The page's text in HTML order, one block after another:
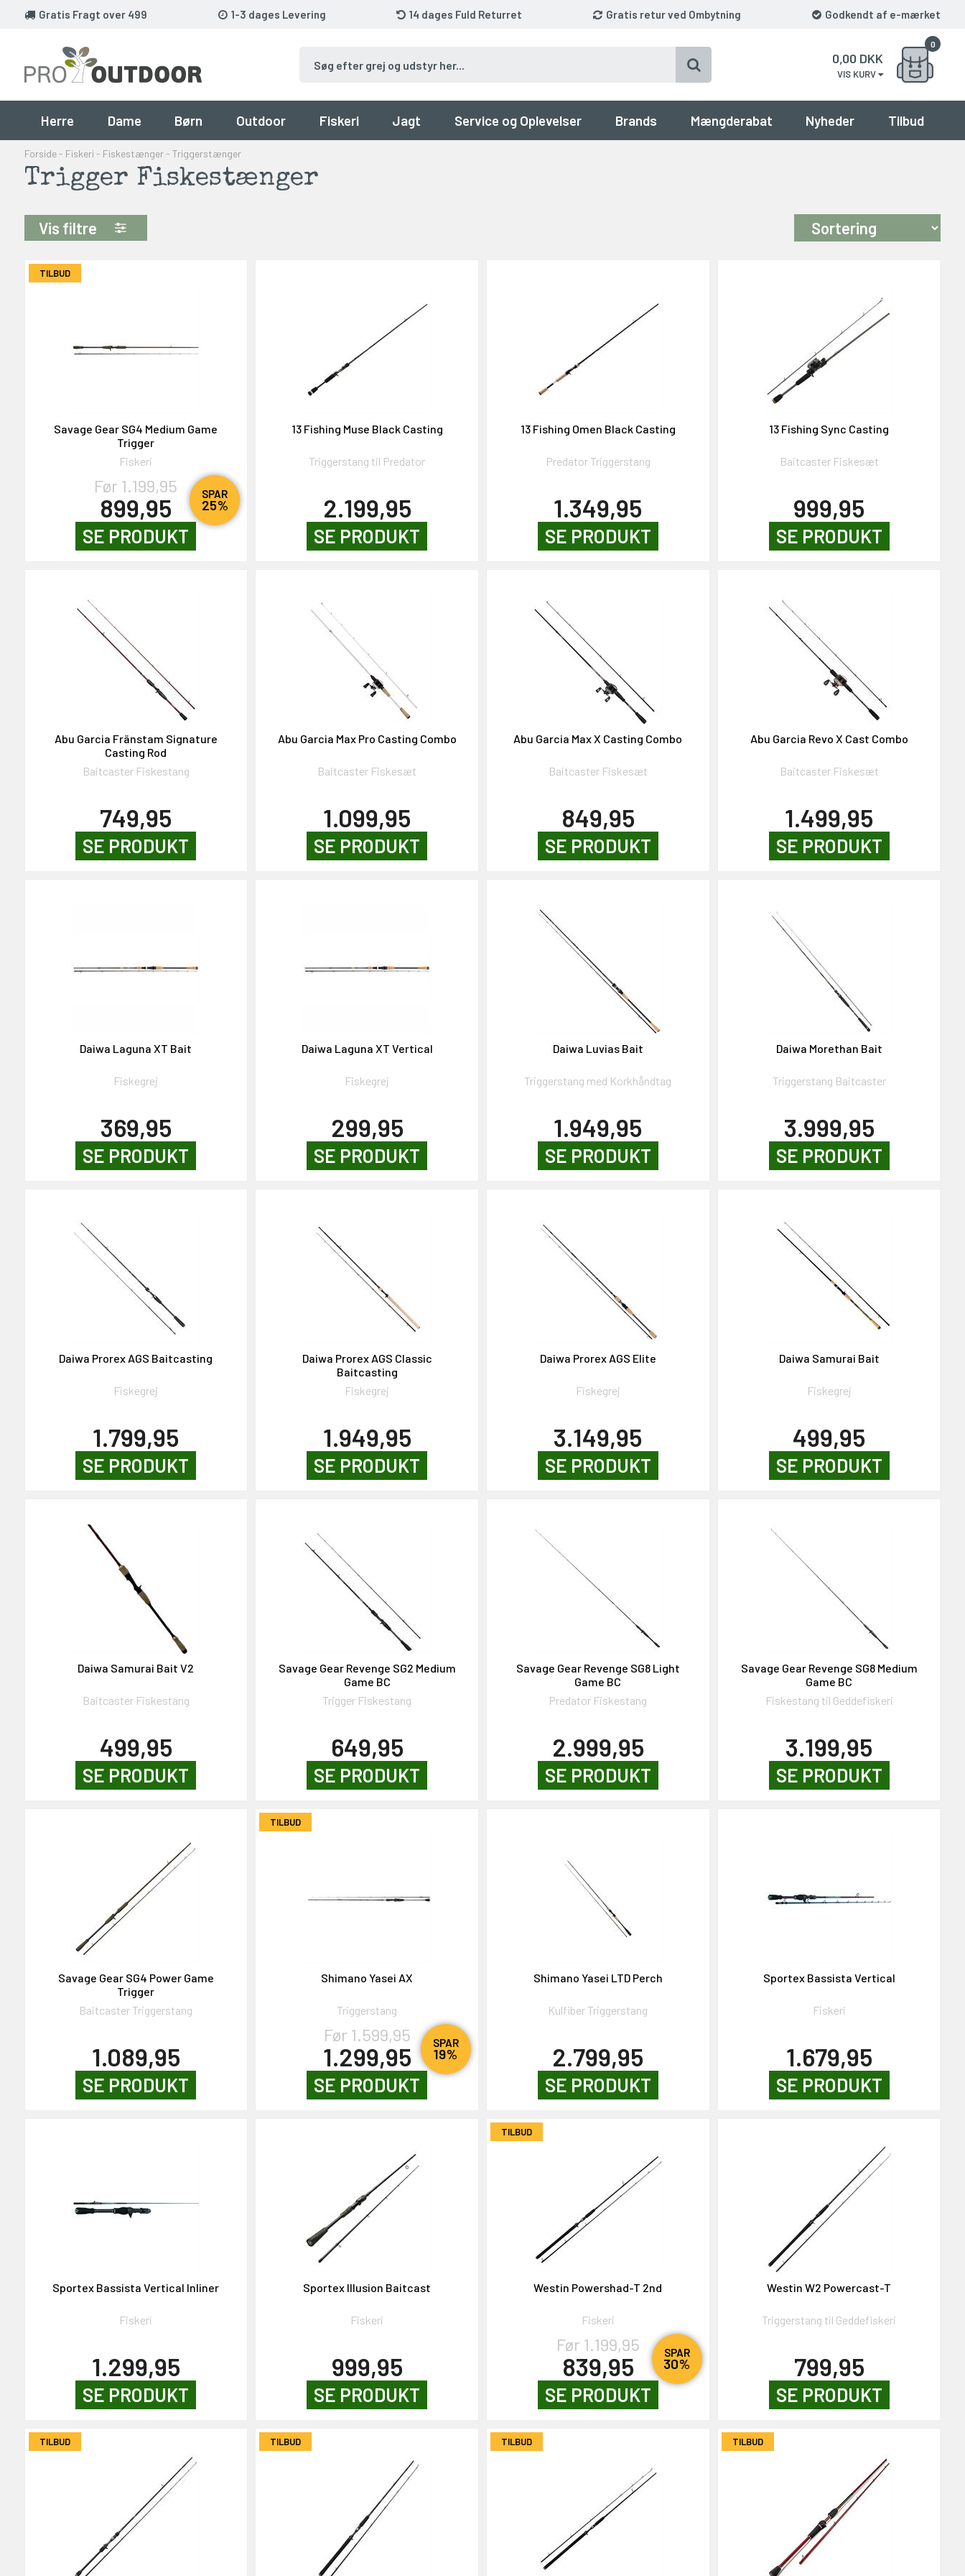
Gratis Fragt over 499 1-3 dages Levering 14 dages Fuld Returret Gratis retur ved Ombytning Godkendt af e-mærket
0
0,00 DKK
VIS KURV
Herre Dame Børn Outdoor Fiskeri Jagt Service og Oplevelser Brands Mængderabat Nyheder Tilbud
Forside- Fiskeri - Fiskestænger- Triggerstænger
Trigger Fiskestænger
Vis filtre
TILBUD
SPAR
25%
Savage Gear SG4 Medium Game
Trigger
Fiskeri
Før 1.199,95
899,95
SE PRODUKT
13 Fishing Muse Black Casting
Triggerstang til Predator
2.199,95
SE PRODUKT
13 Fishing Omen Black Casting
Predator Triggerstang
1.349,95
SE PRODUKT
13 Fishing Sync Casting
Baitcaster Fiskesæt
999,95
SE PRODUKT
Abu Garcia Fränstam Signature
Casting Rod
Baitcaster Fiskestang
749,95
SE PRODUKT
Abu Garcia Max Pro Casting Combo
Baitcaster Fiskesæt
1.099,95
SE PRODUKT
Abu Garcia Max X Casting Combo
Baitcaster Fiskesæt
849,95
SE PRODUKT
Abu Garcia Revo X Cast Combo
Baitcaster Fiskesæt
1.499,95
SE PRODUKT
Daiwa Laguna XT Bait
Fiskegrej
369,95
SE PRODUKT
Daiwa Laguna XT Vertical
Fiskegrej
299,95
SE PRODUKT
Daiwa Luvias Bait
Triggerstang med Korkhåndtag
1.949,95
SE PRODUKT
Daiwa Morethan Bait
Triggerstang Baitcaster
3.999,95
SE PRODUKT
Daiwa Prorex AGS Baitcasting
Fiskegrej
1.799,95
SE PRODUKT
Daiwa Prorex AGS Classic
Baitcasting
Fiskegrej
1.949,95
SE PRODUKT
Daiwa Prorex AGS Elite
Fiskegrej
3.149,95
SE PRODUKT
Daiwa Samurai Bait
Fiskegrej
499,95
SE PRODUKT
Daiwa Samurai Bait V2
Baitcaster Fiskestang
499,95
SE PRODUKT
Savage Gear Revenge SG2 Medium
Game BC
Trigger Fiskestang
649,95
SE PRODUKT
Savage Gear Revenge SG8 Light
Game BC
Predator Fiskestang
2.999,95
SE PRODUKT
Savage Gear Revenge SG8 Medium
Game BC
Fiskestang til Geddefiskeri
3.199,95
SE PRODUKT
Savage Gear SG4 Power Game
Trigger
Baitcaster Triggerstang
1.089,95
SE PRODUKT
TILBUD
SPAR
19%
Shimano Yasei AX
Triggerstang
Før 1.599,95
1.299,95
SE PRODUKT
Shimano Yasei LTD Perch
Kulfiber Triggerstang
2.799,95
SE PRODUKT
Sportex Bassista Vertical
Fiskeri
1.679,95
SE PRODUKT
Sportex Bassista Vertical Inliner
Fiskeri
1.299,95
SE PRODUKT
Sportex Illusion Baitcast
Fiskeri
999,95
SE PRODUKT
TILBUD
SPAR
30%
Westin Powershad-T 2nd
Fiskeri
Før 1.199,95
839,95
SE PRODUKT
Westin W2 Powercast-T
Triggerstang til Geddefiskeri
799,95
SE PRODUKT
TILBUD TILBUD TILBUD TILBUD
PÅ 2000,-